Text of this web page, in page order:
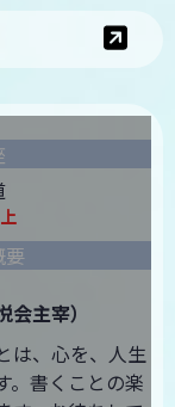
主宰）
は、心を、人生
。書くことの楽